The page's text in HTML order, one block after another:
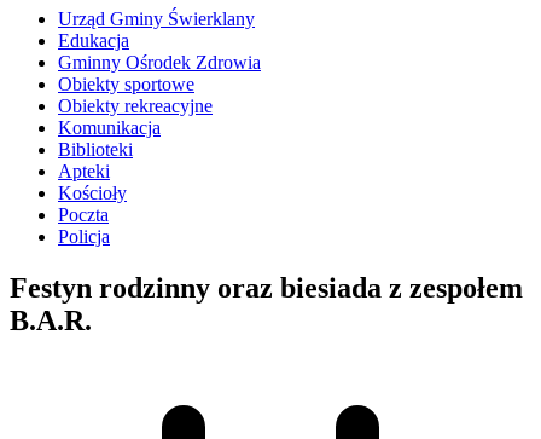
Urząd Gminy Świerklany
Edukacja
Gminny Ośrodek Zdrowia
Obiekty sportowe
Obiekty rekreacyjne
Komunikacja
Biblioteki
Apteki
Kościoły
Poczta
Policja
Festyn rodzinny oraz biesiada z zespołem
B.A.R.